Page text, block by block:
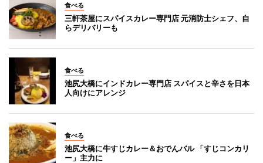
食べる
三軒茶屋にスパイスカレー専門店 元消防士シェフ、自
らデリバリーも
食べる
池尻大橋にインドカレー専門店 スパイスと辛さを日本
人向けにアレンジ
食べる
池尻大橋に牛すじカレー＆おでんバル 「すじコンカリ
ー」主力に